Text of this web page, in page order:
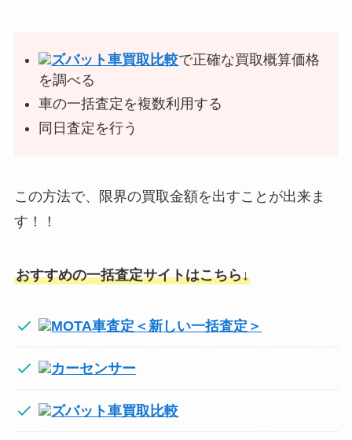
ズバット車買取比較で正確な買取概算価格
を調べる
車の一括査定を複数利用する
同日査定を行う
この方法で、限界の買取金額を出すことが出来ま
す！！
おすすめの一括査定サイトはこちら↓
MOTA車査定＜新しい一括査定＞
カーセンサー
ズバット車買取比較